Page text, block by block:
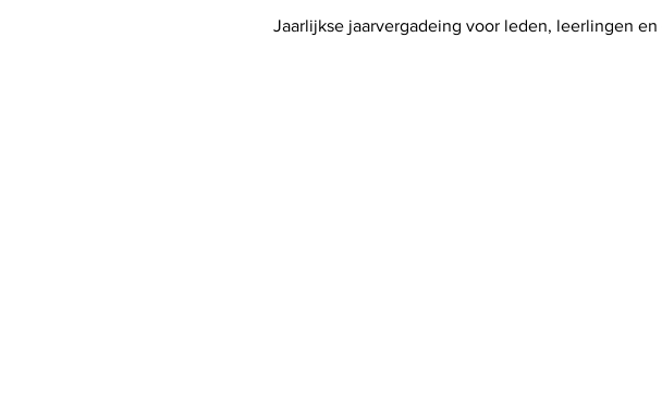
Jaarlijkse jaarvergadeing voor leden, leerlingen